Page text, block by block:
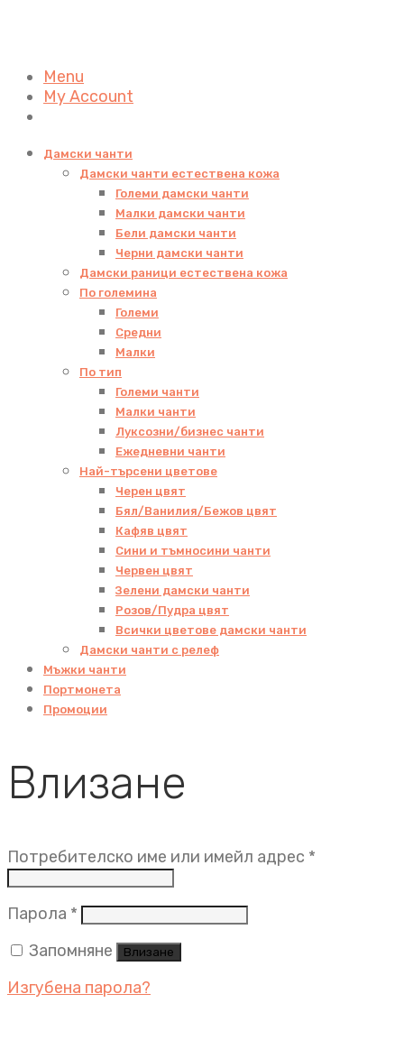
Menu
My Account
Дамски чанти
Дамски чанти естествена кожа
Големи дамски чанти
Малки дамски чанти
Бели дамски чанти
Черни дамски чанти
Дамски раници естествена кожа
По големина
Големи
Средни
Малки
По тип
Големи чанти
Малки чанти
Луксозни/бизнес чанти
Ежедневни чанти
Най-търсени цветове
Черен цвят
Бял/Ванилия/Бежов цвят
Кафяв цвят
Сини и тъмносини чанти
Червен цвят
Зелени дамски чанти
Розов/Пудра цвят
Всички цветове дамски чанти
Дамски чанти с релеф
Мъжки чанти
Портмонета
Промоции
Влизане
Потребителско име или имейл адрес *
Парола * Задължително
Запомняне
Влизане
Изгубена парола?